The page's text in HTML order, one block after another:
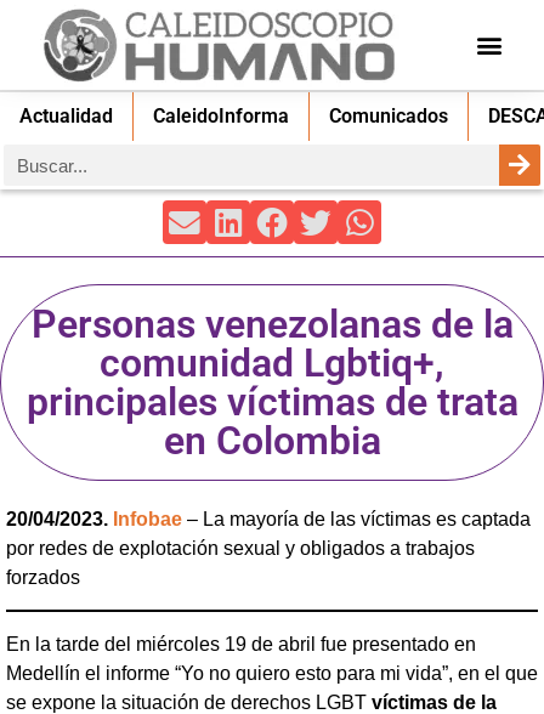
Actualidad CaleidoInforma Comunicados
Personas venezolanas de la
comunidad Lgbtiq+,
principales víctimas de trata
en Colombia
20/04/2023. Infobae – La mayoría de las víctimas es captada
por redes de explotación sexual y obligados a trabajos
forzados
En la tarde del miércoles 19 de abril fue presentado en
Medellín el informe “Yo no quiero esto para mi vida”, en el que
se expone la situación de derechos LGBT víctimas de la